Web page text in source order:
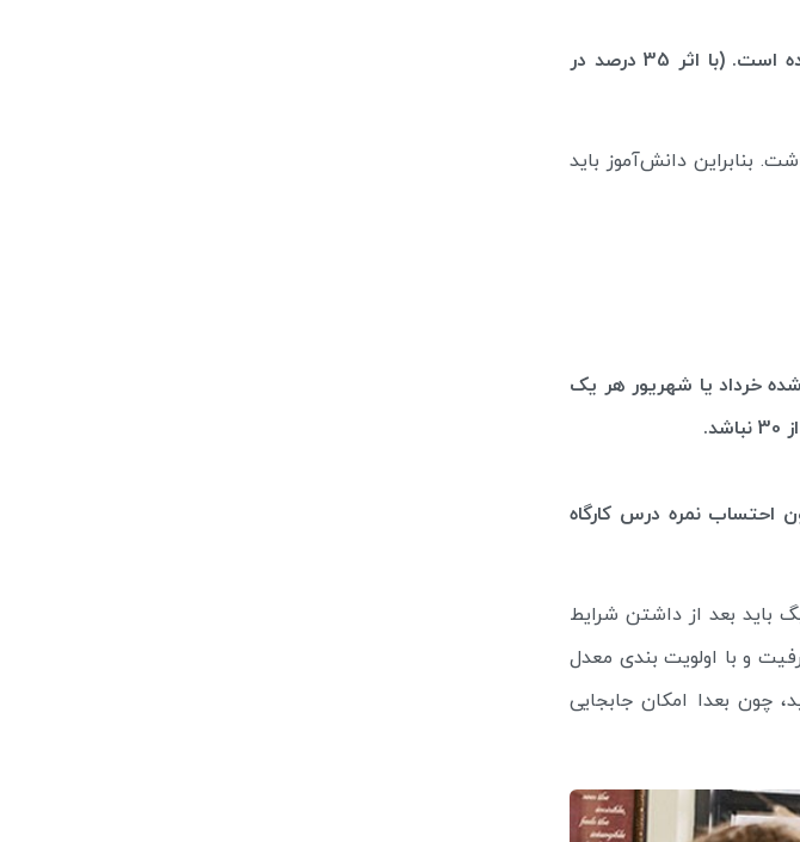
نمره‌هایی که دانش‌آموز در انواع دروس مورد نیاز برای ورود به رشته به دست آورده است. (با اثر 35 درصد در
بنابراین دانش‌آموز باید
خرداد یا شهریور هر یک
احتساب نمره درس کارگاه
باید بعد از داشتن شرایط
و با اولویت بندی معدل
چون بعدا امکان جابجایی